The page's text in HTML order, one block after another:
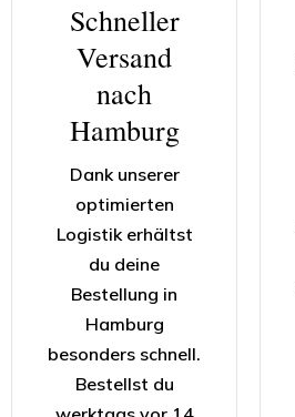
Schneller
Versand
nach
Hamburg
Dank unserer
optimierten
Logistik erhältst
du deine
Bestellung in
Hamburg
besonders schnell.
Bestellst du